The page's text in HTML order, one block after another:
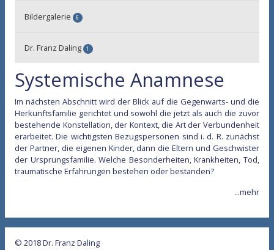
Systemaufstellung
Bildergalerie 6
Akupunktur Behandlungsbeispiele
Akupunktur TCM Kräutermedizin China 1999
Episcopathie System Symbole
Kunsttherapie
Patente/Gebrauchsmuster
Dr. Franz Daling 1
Curriculum vitae
Systemische Anamnese
Im nächsten Abschnitt wird der Blick auf die Gegenwarts- und die
Herkunftsfamilie gerichtet und sowohl die jetzt als auch die zuvor
bestehende Konstellation, der Kontext, die Art der Verbundenheit
erarbeitet. Die wichtigsten Bezugspersonen sind i. d. R. zunächst
der Partner, die eigenen Kinder, dann die Eltern und Geschwister
der Ursprungsfamilie. Welche Besonderheiten, Krankheiten, Tod,
traumatische Erfahrungen bestehen oder bestanden?
...mehr
© 2018 Dr. Franz Daling